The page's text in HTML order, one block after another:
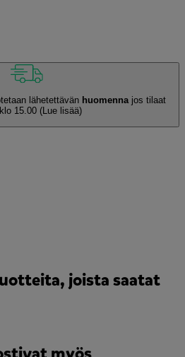
lähetettävän huomennajos tilaat
15.00 (Lue lisää)
joista saatat